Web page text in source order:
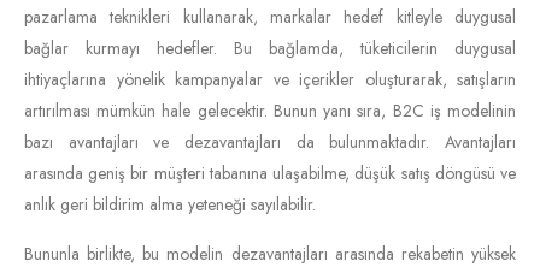
pazarlama teknikleri kullanarak, markalar hedef kitleyle duygusal
bağlar kurmayı hedefler. Bu bağlamda, tüketicilerin duygusal
ihtiyaçlarına yönelik kampanyalar ve içerikler oluşturarak, satışların
artırılması mümkün hale gelecektir. Bunun yanı sıra, B2C iş modelinin
bazı avantajları ve dezavantajları da bulunmaktadır. Avantajları
arasında geniş bir müşteri tabanına ulaşabilme, düşük satış döngüsü ve
anlık geri bildirim alma yeteneği sayılabilir.
Bununla birlikte, bu modelin dezavantajları arasında rekabetin yüksek